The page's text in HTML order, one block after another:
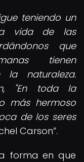
teniendo un
vida de las
que
tienen
la naturaleza.
"En toda la
más hermoso
de los seres
Carson .
forma en que